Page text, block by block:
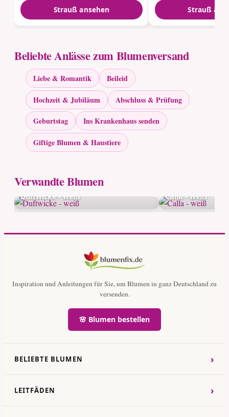
Strauß ansehen Strauß
Beliebte Anlässe zum Blumenversand
Liebe & Romantik
Beileid
Hochzeit & Jubiläum
Abschluss & Prüfung
Geburtstag
Ins Krankenhaus senden
Giftige Blumen & Haustiere
Verwandte Blumen
Duftwicke - weiß Calla - weiß
Inspiration und Anleitungen für Sie, um Blumen in ganz Deutschland zu
versenden.
🌸 Blumen bestellen
BELIEBTE BLUMEN ›
LEITFÄDEN ›